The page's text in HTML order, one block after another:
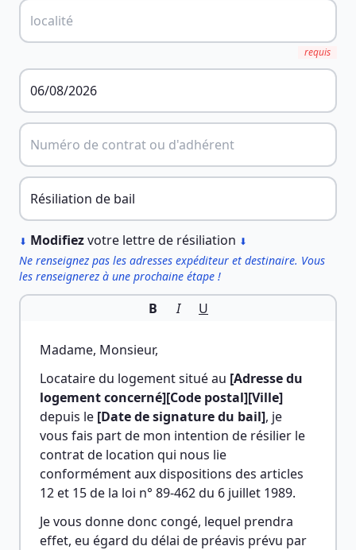
requis
⬇ Modifiezvotre lettre de résiliation ⬇
Ne renseignez pas les adresses expéditeur et destinaire. Vous
les renseignerez à une prochaine étape !
B I U
Madame, Monsieur,
Locataire du logement situé au [Adresse du
logement concerné][Code postal][Ville]
depuis le [Date de signature du bail], je
vous fais part de mon intention de résilier le
contrat de location qui nous lie
conformément aux dispositions des articles
12 et 15 de la loi n° 89-462 du 6 juillet 1989.
Je vous donne donc congé, lequel prendra
effet, eu égard du délai de préavis prévu par